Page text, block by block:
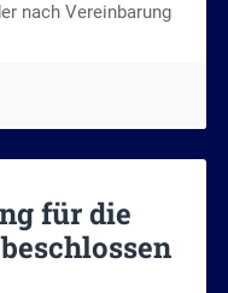
nach Vereinbarung
für die